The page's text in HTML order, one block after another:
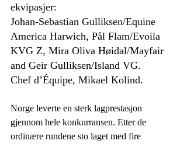
ekvipasjer:
Johan-Sebastian Gulliksen/Equine
America Harwich, Pål Flam/Evoila
KVG Z, Mira Oliva Høidal/Mayfair
and Geir Gulliksen/Island VG.
Chef d’Équipe, Mikael Kolind.
Norge leverte en sterk lagprestasjon
gjennom hele konkurransen. Etter de
ordinære rundene sto laget med fire